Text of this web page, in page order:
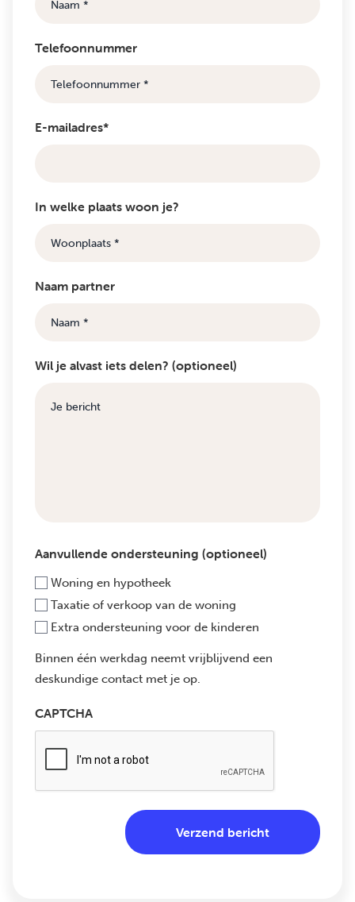
Telefoonnummer
E-mailadres*
In welke plaats woon je?
Naam partner
Wil je alvast iets delen? (optioneel)
Aanvullende ondersteuning (optioneel)
Woning en hypotheek
Taxatie of verkoop van de woning
Extra ondersteuning voor de kinderen
Binnen één werkdag neemt vrijblijvend een
deskundige contact met je op.
CAPTCHA